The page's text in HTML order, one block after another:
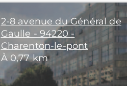
2-8 avenue du Général de
Gaulle - 94220 -
Charenton-le-pont
À 0,77 km